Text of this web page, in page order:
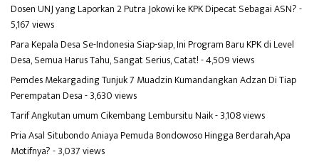
Dosen UNJ yang Laporkan 2 Putra Jokowi ke KPK Dipecat Sebagai ASN?-
5,167 views
Para Kepala Desa Se-Indonesia Siap-siap, Ini Program Baru KPK di Level
Desa, Semua Harus Tahu, Sangat Serius, Catat!- 4,509 views
Pemdes Mekargading Tunjuk 7 Muadzin Kumandangkan Adzan Di Tiap
Perempatan Desa- 3,630 views
Tarif Angkutan umum Cikembang Lembursitu Naik- 3,108 views
Pria Asal Situbondo Aniaya Pemuda Bondowoso Hingga Berdarah,Apa
Motifnya?- 3,037 views